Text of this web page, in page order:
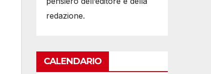
redazione.
CALENDARIO